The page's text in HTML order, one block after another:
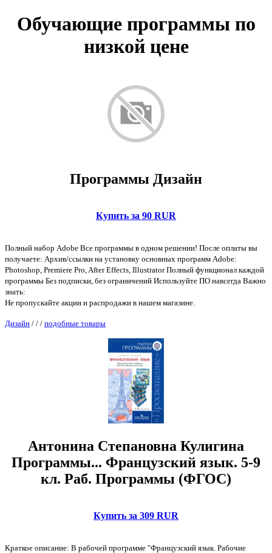
Обучающие программы по
низкой цене
Программы Дизайн
Купить за 90 RUR
Полный набор Adobe Все программы в одном решении! После оплаты вы
получаете: Архив/ссылки на установку основных программ Adobe:
Photoshop, Premiere Pro, After Effects, Illustrator Полный функционал каждой
программы Без подписки, без ограничений Используйте ПО навсегда Важно
знать:
Не пропускайте акции и распродажи в нашем магазине.
Дизайн / / / подобные товары
Антонина Степановна Кулигина
Программы... Французский язык. 5-9
кл. Раб. Программы (ФГОС)
Купить за 309 RUR
Краткое описание: В рабочей программе "Французский язык. Рабочие